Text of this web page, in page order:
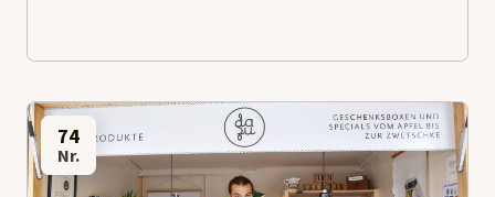
74
Nr.